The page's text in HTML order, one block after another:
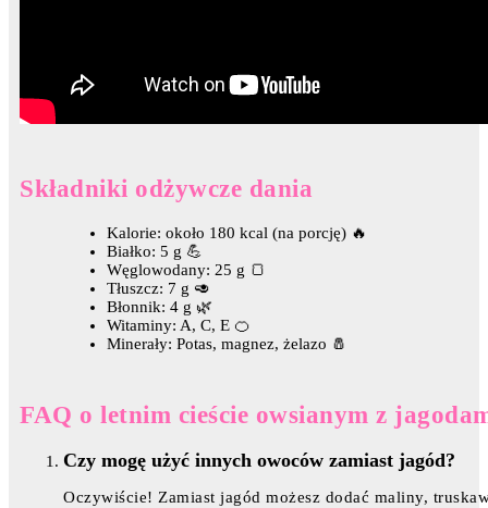
Składniki odżywcze dania
Kalorie: około 180 kcal (na porcję) 🔥
Białko: 5 g 💪
Węglowodany: 25 g 🍞
Tłuszcz: 7 g 🥑
Błonnik: 4 g 🌿
Witaminy: A, C, E 🍊
Minerały: Potas, magnez, żelazo 🧂
FAQ o letnim cieście owsianym z
Czy mogę użyć innych owoców zamiast jagód?
Oczywiście! Zamiast jagód możesz dodać maliny,